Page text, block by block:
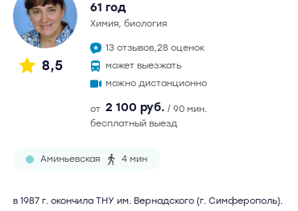
8,5
61 год
химия, биология
13 отзывов,28 оценок
может выезжать
можно дистанционно
от 2 100 руб. / 90 мин.
бесплатный выезд
Аминьевская 4 мин
в 1987 г. окончила ТНУ им. Вернадского (г. Симферополь).